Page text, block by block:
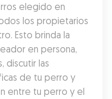
elegido en
los propietarios
Esto brinda la
en persona,
discutir las
de tu perro y
entre tu perro y el